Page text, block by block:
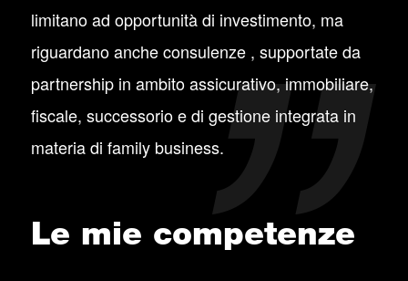
limitano ad opportunità di investimento, ma
riguardano anche consulenze , supportate da
partnership in ambito assicurativo, immobiliare,
fiscale, successorio e di gestione integrata in
materia di family business.
Le mie competenze